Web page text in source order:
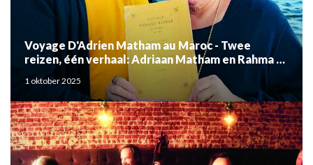
Voyage D'Adrien Matham au Maroc - Twee
reizen, één verhaal: Adriaan Matham en Rahma el
Mouden
1 oktober 2025